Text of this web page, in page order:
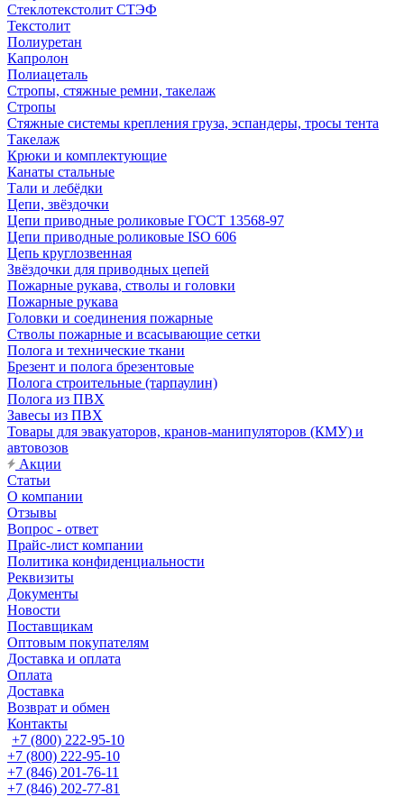
Стеклотекстолит СТЭФ
Текстолит
Полиуретан
Капролон
Полиацеталь
Стропы, стяжные ремни, такелаж
Стропы
Стяжные системы крепления груза, эспандеры, тросы тента
Такелаж
Крюки и комплектующие
Канаты стальные
Тали и лебёдки
Цепи, звёздочки
Цепи приводные роликовые ГОСТ 13568-97
Цепи приводные роликовые ISO 606
Цепь круглозвенная
Звёздочки для приводных цепей
Пожарные рукава, стволы и головки
Пожарные рукава
Головки и соединения пожарные
Стволы пожарные и всасывающие сетки
Полога и технические ткани
Брезент и полога брезентовые
Полога строительные (тарпаулин)
Полога из ПВХ
Завесы из ПВХ
Товары для эвакуаторов, кранов-манипуляторов (КМУ) и
автовозов
Акции
Статьи
О компании
Отзывы
Вопрос - ответ
Прайс-лист компании
Политика конфиденциальности
Реквизиты
Документы
Новости
Поставщикам
Оптовым покупателям
Доставка и оплата
Оплата
Доставка
Возврат и обмен
Контакты
+7 (800) 222-95-10
+7 (800) 222-95-10
+7 (846) 201-76-11
+7 (846) 202-77-81